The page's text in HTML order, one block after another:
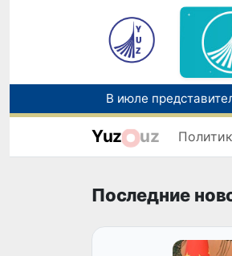
Прогноз погоды на
В Узбекистане
Yuz uz
Последние